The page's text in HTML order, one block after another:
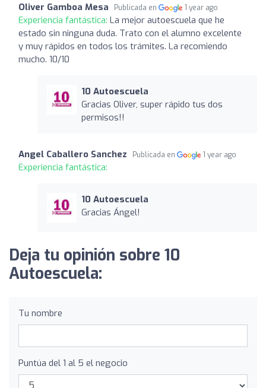
Oliver Gamboa Mesa Publicada en 1 year ago
Experiencia fantástica: La mejor autoescuela que he
estado sin ninguna duda. Trato con el alumno excelente
y muy rápidos en todos los trámites. La recomiendo
mucho. 10/10
10 Autoescuela
Gracias Oliver, super rápido tus dos
permisos!!
Angel Caballero Sanchez Publicada en 1 year ago
Experiencia fantástica:
10 Autoescuela
Gracias Ángel!
Deja tu opinión sobre 10
Autoescuela:
Tu nombre
Puntúa del 1 al 5 el negocio